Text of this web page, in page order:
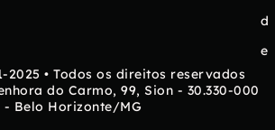
d
e
2025 • Todos os direitos reservados
do Carmo, 99, Sion - 30.330-000
- Belo Horizonte/MG